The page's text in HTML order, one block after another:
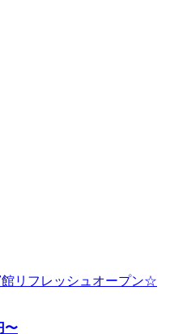
リフレッシュオープン☆
〜